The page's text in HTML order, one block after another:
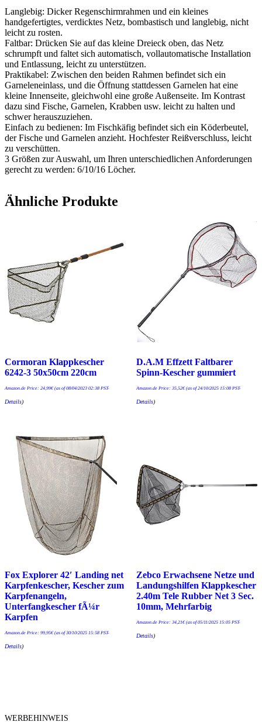
Langlebig: Dicker Regenschirmrahmen und ein kleines
handgefertigtes, verdicktes Netz, bombastisch und langlebig, nicht
leicht zu rosten.
Faltbar: Drücken Sie auf das kleine Dreieck oben, das Netz
schrumpft und faltet sich automatisch, vollautomatische Installation
und Entlassung, leicht zu unterstützen.
Praktikabel: Zwischen den beiden Rahmen befindet sich ein
Garneleneinlass, und die Öffnung stattdessen Garnelen hat eine
kleine Innenseite, gleichwohl eine große Außenseite. Im Kontrast
dazu sind Fische, Garnelen, Krabben usw. leicht zu halten und
schwer herauszuziehen.
Einfach zu bedienen: Im Fischkäfig befindet sich ein Köderbeutel,
der Fische und Garnelen anzieht. Hochfester Reißverschluss, leicht
zu verschütten.
3 Größen zur Auswahl, um Ihren unterschiedlichen Anforderungen
gerecht zu werden: 6/10/16 Löcher.
Ähnliche Produkte
Cormoran Klappkescher
6242-3 50x50cm 220cm
Amazon.de Price: 24,99€(as of 08/04/2023 02:38 PST-
Details)
D.A.M Effzett Faltbarer
Spinn-Kescher gummiert
Amazon.de Price: 35,52€(as of 24/10/2025 15:08 PST-
Details)
Fox Explorer 42′ Landing net
Karpfenkescher, Kescher zum
Karpfenangeln,
Unterfangkescher fÃ¼r
Karpfen
Amazon.de Price: 99,95€(as of 30/10/2025 15:58 PST-
Details)
Zebco Erwachsene Netze und
Landungshilfen Klappkescher
2.40m Tele Rubber Net 3 Sec.
10mm, Mehrfarbig
Amazon.de Price: 34,21€(as of 05/11/2025 15:05 PST-
Details)
WERBEHINWEIS